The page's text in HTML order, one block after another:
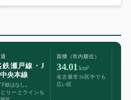
鉄瀬戸線・J
央本線
鉄はなし。
りーとラインも
面積（市内順位）
34.01 km²
名古屋市16区中でも
広い区